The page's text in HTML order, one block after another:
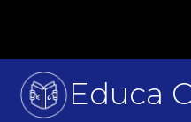
Educa